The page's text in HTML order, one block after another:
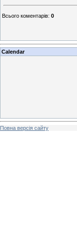
Всього коментарів: 0
Calendar
Повна версія сайту